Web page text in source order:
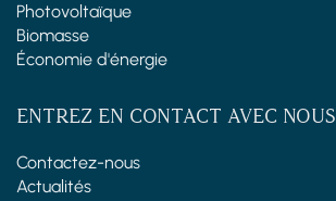
Photovoltaïque
Biomasse
Économie d'énergie
ENTREZ EN CONTACT AVEC NOUS
Contactez-nous
Actualités